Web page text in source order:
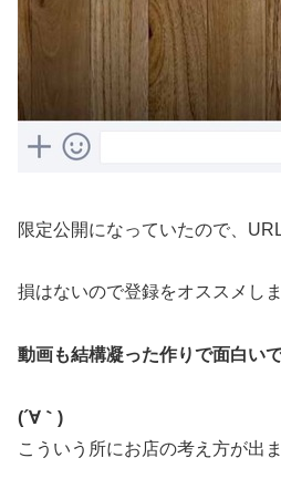
限定公開になっていたので、
損はないので登録をオススメし
動画も結構凝った作りで面白い
(´∀｀)
こういう所にお店の考え方が出ま